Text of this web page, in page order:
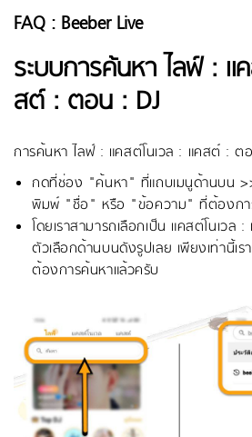
FAQ : Beeber Live
ระบบการค้นหา ไลฟ์ : แ
สต์ : ตอน : DJ
การค้นหา ไลฟ์ : แคสต์โนเวล : แคสต์ : ต
กดที่ช่อง "ค้นหา" ที่แถบเมนูด้านบน
พิมพ์ "ชื่อ" หรือ "ข้อความ" ที่ต้องกา
โดยเราสามารถเลือกเป็น แคสต์โนเว
ตัวเลือกด้านบนดังรูปเลย เพียงเท่านี้เ
ต้องการค้นหาแล้วครับ